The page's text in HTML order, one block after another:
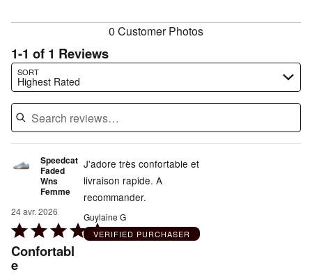
0 Customer Photos
1-1 of 1 Reviews
SORT
Highest Rated
Search reviews…
Speedcat
Faded
Wns
Femme
24 avr. 2026
Rated
5
out
Confortabl
e
J'adore très confortable et
livraison rapide. A
recommander.
Guylaine G
VERIFIED PURCHASER